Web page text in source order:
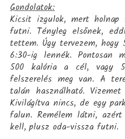
Gondolatok:
Kicsit izgulok, mert holnap
futni. Tényleg elsőnek,
tettem. Úgy tervezem, hogy
6:30-ig lennék. Pontosan
500 kalória a cél, vagy
felszerelés meg van. A
talán használható.
Kivilágítva nincs, de egy
falun. Remélem látni,
kell, plusz oda-vissza futni.